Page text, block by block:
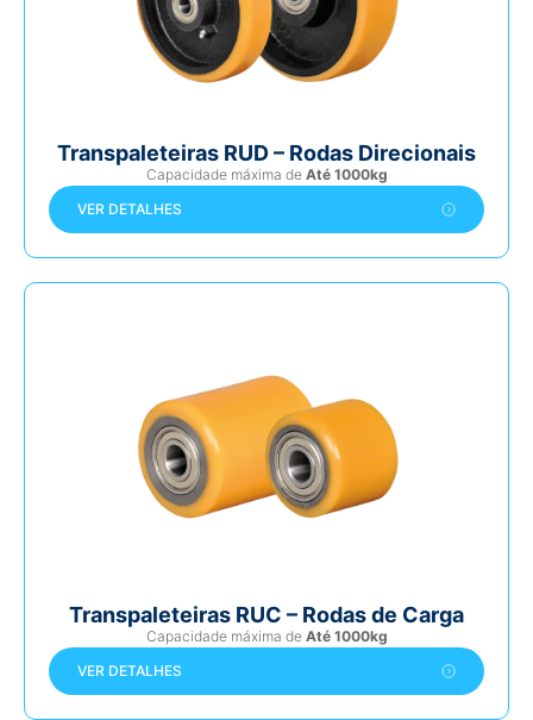
Transpaleteiras RUD – Rodas Direcionais
Capacidade máxima de Até 1000kg
VER DETALHES
Transpaleteiras RUC – Rodas de Carga
Capacidade máxima de Até 1000kg
VER DETALHES